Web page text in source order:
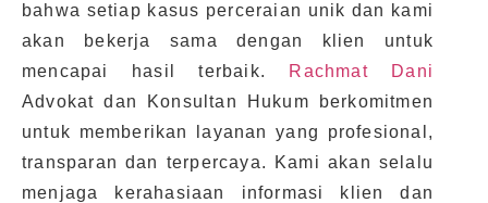
bahwa setiap kasus perceraian unik dan kami
akan bekerja sama dengan klien untuk
mencapai hasil terbaik. Rachmat Dani
Advokat dan Konsultan Hukum berkomitmen
untuk memberikan layanan yang profesional,
transparan dan terpercaya. Kami akan selalu
menjaga kerahasiaan informasi klien dan